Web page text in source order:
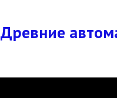
Древние